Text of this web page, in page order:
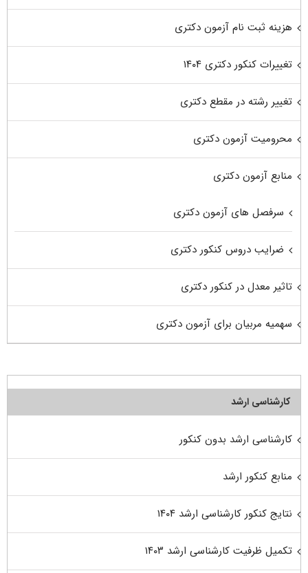
هزینه ثبت نام آزمون دکتری
تغییرات کنکور دکتری ۱۴۰۴
تغییر رشته در مقطع دکتری
محرومیت آزمون دکتری
منابع آزمون دکتری
سرفصل های آزمون دکتری
ضرایب دروس کنکور دکتری
تاثیر معدل در کنکور دکتری
سهمیه مربیان برای آزمون دکتری
کارشناسی ارشد
کارشناسی ارشد بدون کنکور
منابع کنکور ارشد
نتایج کنکور کارشناسی ارشد ۱۴۰۴
تکمیل ظرفیت کارشناسی ارشد ۱۴۰۳